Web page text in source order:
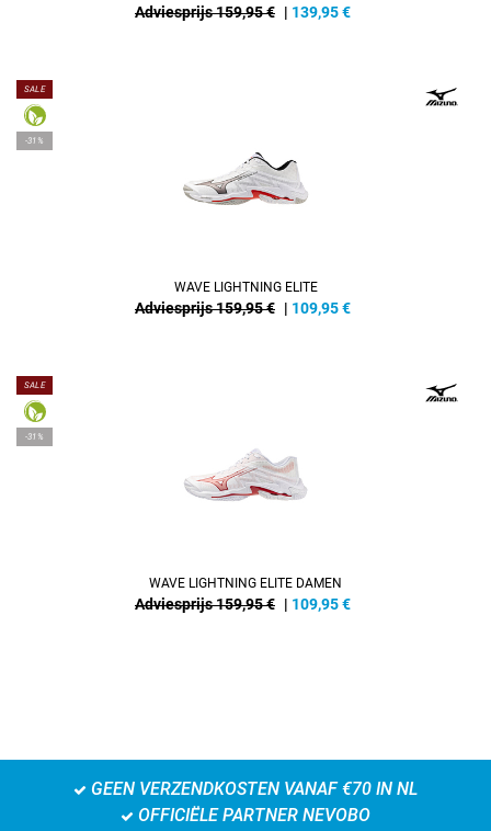
Adviesprijs 159,95 € | 139,95€
SALE
-31%
WAVE LIGHTNING ELITE
Adviesprijs 159,95 € | 109,95€
SALE
-31%
WAVE LIGHTNING ELITE DAMEN
Adviesprijs 159,95 € | 109,95€
GEEN VERZENDKOSTEN VANAF €70 IN NL
OFFICIËLE PARTNER NEVOBO